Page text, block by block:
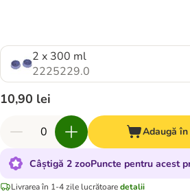
2 x 300 ml
2225229.0
10,90 lei
Adaugă în
Câștigă 2 zooPuncte pentru acest
Livrarea în 1-4 zile lucrătoaredetalii